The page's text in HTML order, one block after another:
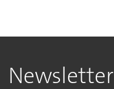
Newsletter